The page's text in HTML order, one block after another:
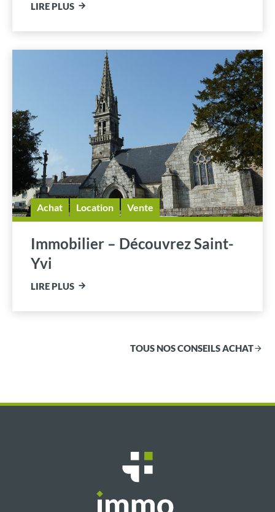
LIRE PLUS
Achat Location Vente
Immobilier – Découvrez Saint-
Yvi
LIRE PLUS
TOUS NOS CONSEILS ACHAT